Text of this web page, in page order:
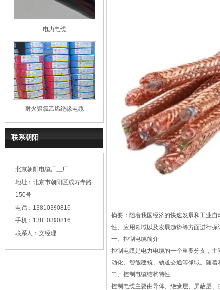
电力电缆
耐火聚氯乙烯绝缘电缆
联系朝阳
北京朝阳电缆厂三厂
地址：北京市朝阳区成寿寺路
150号
电话：13810390816
手机：13810390816
联系人：文经理
摘要：随着我国经济的快速发展和工业
性、应用领域以及发展趋势等方面进行
一、 控制电缆简介
控制电缆是电力电缆的一个重要分支，
动化、智能建筑、轨道交通等领域。随
二、控制电缆结构特性
控制电缆主要由导体、绝缘层、屏蔽层